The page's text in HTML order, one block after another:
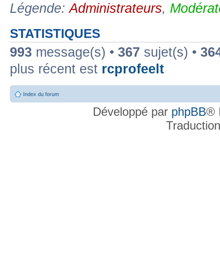
Légende:Administrateurs,
STATISTIQUES
993 message(s) • 367 sujet(s) •
plus récent est rcprofeelt
Index du forum
Développé par phpBB®